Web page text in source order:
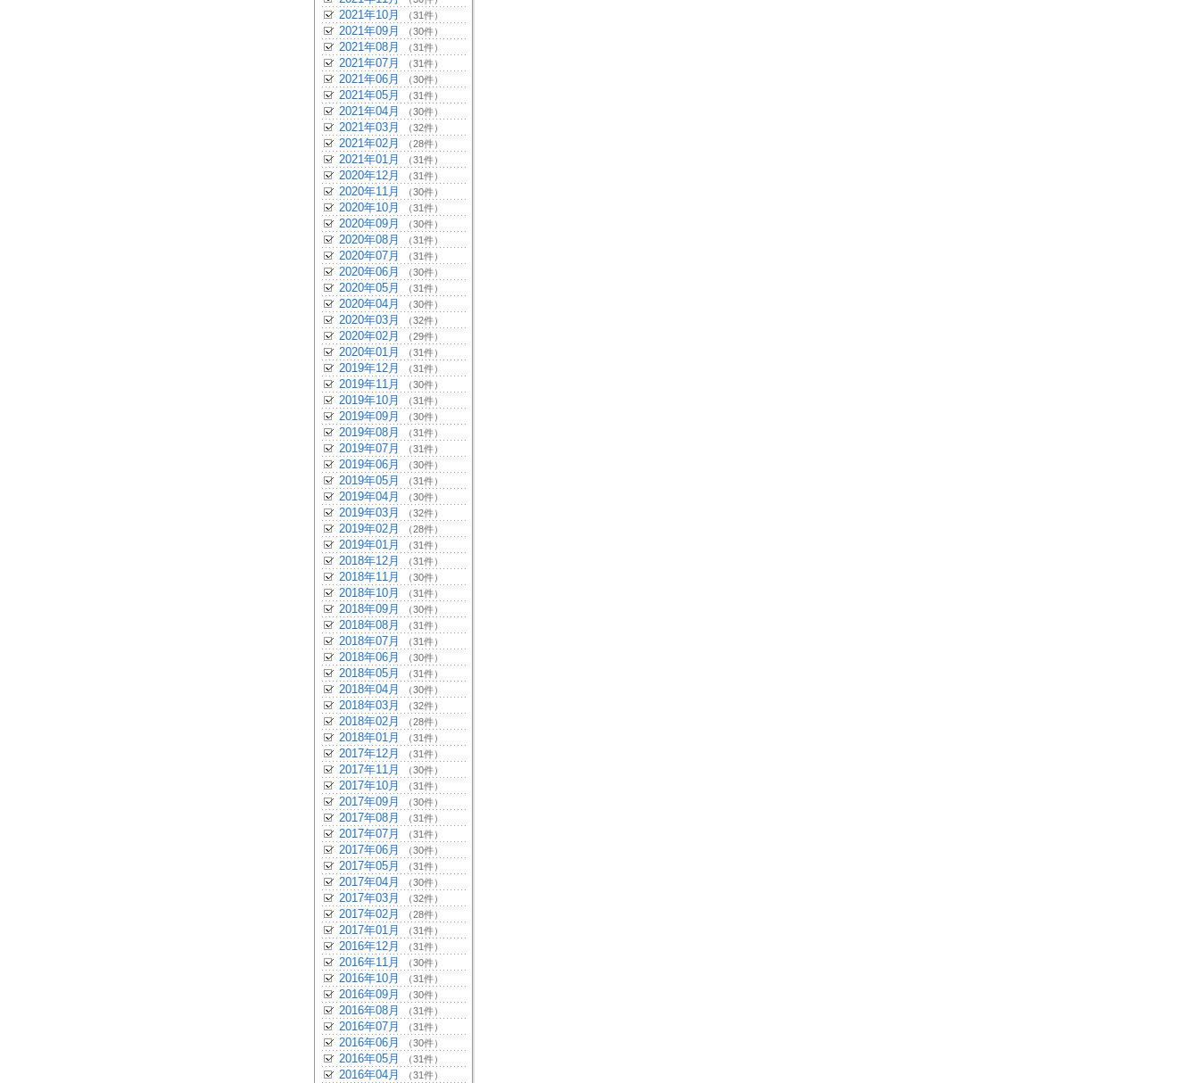
2021年10月 （31件）
2021年09月 （30件）
2021年08月 （31件）
2021年07月 （31件）
2021年06月 （30件）
2021年05月 （31件）
2021年04月 （30件）
2021年03月 （32件）
2021年02月 （28件）
2021年01月 （31件）
2020年12月 （31件）
2020年11月 （30件）
2020年10月 （31件）
2020年09月 （30件）
2020年08月 （31件）
2020年07月 （31件）
2020年06月 （30件）
2020年05月 （31件）
2020年04月 （30件）
2020年03月 （32件）
2020年02月 （29件）
2020年01月 （31件）
2019年12月 （31件）
2019年11月 （30件）
2019年10月 （31件）
2019年09月 （30件）
2019年08月 （31件）
2019年07月 （31件）
2019年06月 （30件）
2019年05月 （31件）
2019年04月 （30件）
2019年03月 （32件）
2019年02月 （28件）
2019年01月 （31件）
2018年12月 （31件）
2018年11月 （30件）
2018年10月 （31件）
2018年09月 （30件）
2018年08月 （31件）
2018年07月 （31件）
2018年06月 （30件）
2018年05月 （31件）
2018年04月 （30件）
2018年03月 （32件）
2018年02月 （28件）
2018年01月 （31件）
2017年12月 （31件）
2017年11月 （30件）
2017年10月 （31件）
2017年09月 （30件）
2017年08月 （31件）
2017年07月 （31件）
2017年06月 （30件）
2017年05月 （31件）
2017年04月 （30件）
2017年03月 （32件）
2017年02月 （28件）
2017年01月 （31件）
2016年12月 （31件）
2016年11月 （30件）
2016年10月 （31件）
2016年09月 （30件）
2016年08月 （31件）
2016年07月 （31件）
2016年06月 （30件）
2016年05月 （31件）
2016年04月 （31件）